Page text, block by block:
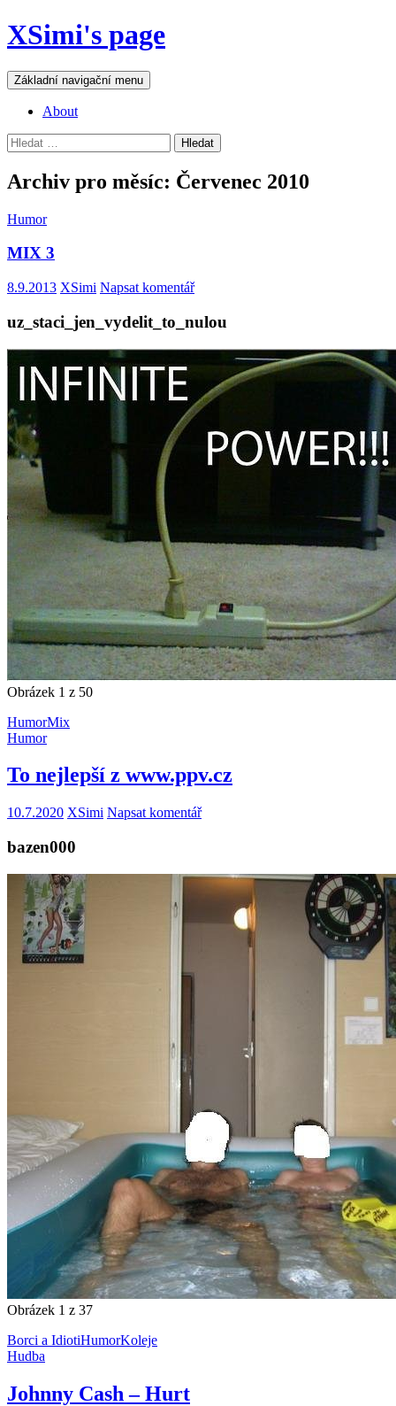
Přejít
k
webu
XSimi's page
Hledat
Základní navigační menu
About
Vyhledávání
Archiv pro měsíc: Červenec 2010
Humor
MIX 3
8.9.2013 XSimi Napsat komentář
uz_staci_jen_vydelit_to_nulou
Obrázek 1 z 50
HumorMix
Humor
To nejlepší z www.ppv.cz
10.7.2020 XSimi Napsat komentář
bazen000
Obrázek 1 z 37
Borci a IdiotiHumorKoleje
Hudba
Johnny Cash – Hurt